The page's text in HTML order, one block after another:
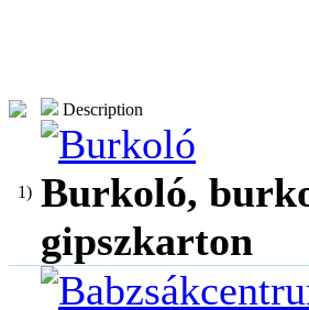
Description
1) Burkoló,
gipszkarton